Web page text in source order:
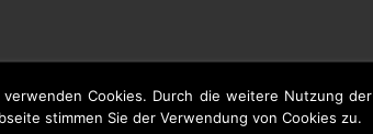
verwenden Cookies. Durch die weitere Nutzung der
stimmen Sie der Verwendung von Cookies zu.